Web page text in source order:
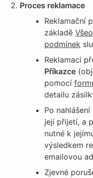
Proces reklamace
Reklamační
základě
podmínek
Reklamaci
Příkazce
pomocí
detailu
Po
její přijetí, a
nutné k
výsledkem
emailovou
Zjevné